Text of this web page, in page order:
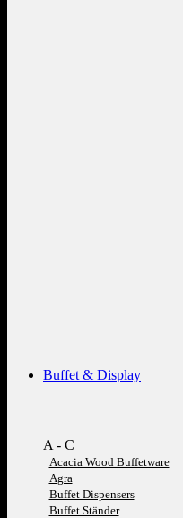
Buffet & Display
A - C
Acacia Wood Buffetware
Agra
Buffet Dispensers
Buffet Ständer